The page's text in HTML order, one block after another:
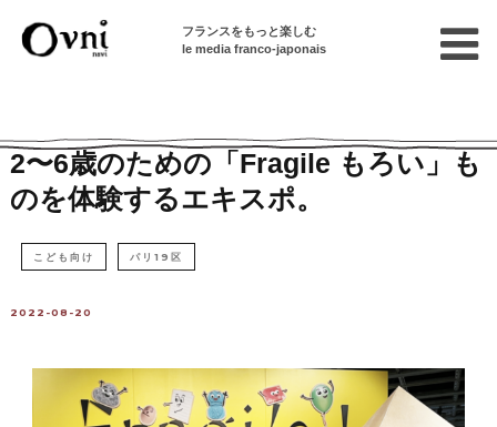
フランスをもっと楽しむ
le media franco-japonais
2〜6歳のための「Fragile もろい」も
のを体験するエキスポ。
こども向け パリ19区
2022-08-20